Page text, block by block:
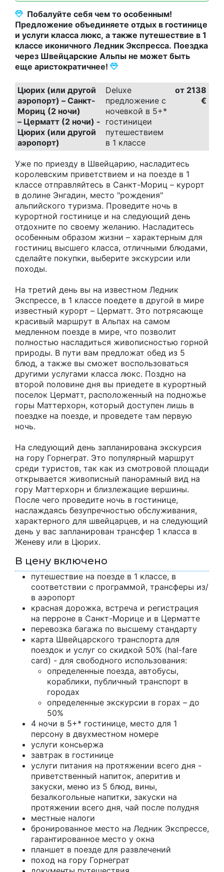
Побалуйте себя чем то особенным!
Предложение объединяете отдых в гостинице
и услуги класса люкс, а также путешествие в 1
классе иконичного Ледник Экспресса. Поездка
через Швейцарские Альпы не может быть
еще аристократичнее!
Цюрих (или другой
аэропорт) – Санкт-
Мориц (2 ночи)
– Церматт (2 ночи) -
Цюрих (или другой
аэропорт)
Deluxe
предложение с
ночевкой в 5+*
гостиницеи
путешествием
в 1 классе
от 2138
€
Уже по приезду в Швейцарию, насладитесь
королевским приветствием и на поезде в 1
классе отправляйтесь в Санкт-Мориц – курорт
в долине Энгадин, место "рождения"
альпийского туризма. Проведите ночь в
курортной гостинице и на следующий день
отдохните по своему желанию. Насладитесь
особенным образом жизни – характерным для
гостиниц высшего класса, отличными блюдами,
сделайте покупки, выберите экскурсии или
походы.
На третий день вы на известном Ледник
Экспрессе, в 1 классе поедете в другой в мире
известный курорт – Церматт. Это потрясающе
красивый маршрут в Альпах на самом
медленном поезде в мире, что позволит
полностью насладиться живописностью горной
природы. В пути вам предложат обед из 5
блюд, а также вы сможет воспользоваться
другими услугами класса люкс. Поздно на
второй половине дня вы приедете в курортный
поселок Церматт, расположенный на подножье
горы Маттерхорн, который доступен лишь в
поездке на поезде, и проведете там первую
ночь.
На следующий день запланирована экскурсия
на гору Горнеграт. Это популярный маршрут
среди туристов, так как из смотровой площади
открывается живописный панорамный вид на
гору Маттерхорн и близлежащие вершины.
После чего проведите ночь в гостинице,
наслаждаясь безупречностью обслуживания,
характерного для швейцарцев, и на следующий
день у вас запланирован трансфер 1 класса в
Женеву или в Цюрих.
В цену включено
путешествие на поезде в 1 классе, в
соответствии с программой, трансферы из/
в аэропорт
красная дорожка, встреча и регистрация
на перроне в Санкт-Морице и в Церматте
перевозка багажа по высшему стандарту
карта Швейцарского транспорта для
поездок и услуг со скидкой 50% (hal-fare
card) - для свободного использования:
определенные поезда, автобусы,
кораблики, публичный транспорт в
городах
определенные экскурсии в горах – до
50%
4 ночи в 5+* гостинице, место для 1
персону в двухместном номере
услуги консьержа
завтрак в гостинице
услуги питания на протяжении всего дня -
приветственный напиток, аперитив и
закуски, меню из 5 блюд, вины,
безалкогольные напитки, закуски на
протяжении всего дня, чай после полудня
местные налоги
бронированное место на Ледник Экспрессе,
гарантированное место у окна
планшет в поезде для развлечений
поход на гору Горнеграт